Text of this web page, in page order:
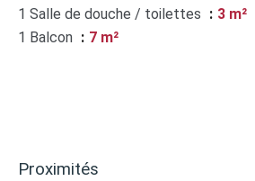
1 Salle de douche / toilettes
3 m²
1 Balcon
7 m²
Proximités